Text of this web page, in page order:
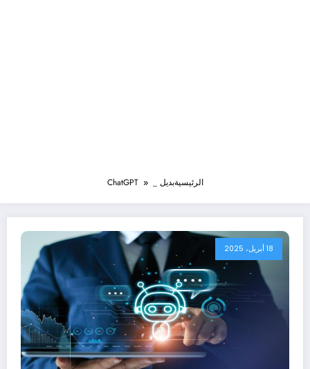
الرئيسيةبديل _ChatGPT
18 أبريل، 2025